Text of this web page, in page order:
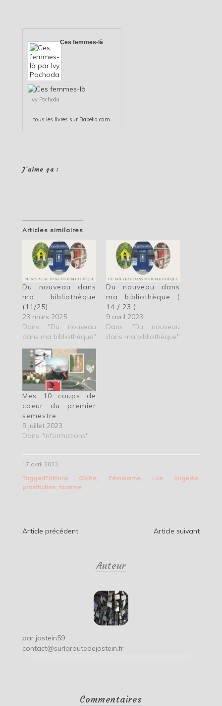
Ces femmes-là
Ivy Pochoda
tous les livres sur Babelio.com
J’aime ça :
Articles similaires
Du nouveau dans
ma bibliothèque
(11/25)
23 mars 2025
Dans "Du nouveau
dans ma bibliothèque"
Du nouveau dans
ma bibliothèque (
14 / 23 )
9 avril 2023
Dans "Du nouveau
dans ma bibliothèque"
Mes 10 coups de
coeur du premier
semestre
9 juillet 2023
Dans "Informations"
17 avril 2023
TaggedEditions Globe, Féminisme, Los Angelès,
prostitution, racisme
Navigation
Article précédent Article suivant
Auteur
par jostein59
contact@surlaroutedejostein.fr
Commentaires